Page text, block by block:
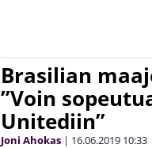
Brasilian
”Voin
Unitediin”
Joni Ahokas | 16.06.2019 10:33